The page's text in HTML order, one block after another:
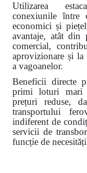
Utilizarea
conexiunile între
economici și
avantaje, atât din
comercial,
aprovizionare și la
a vagoanelor.
Beneficii directe
primi loturi mari
prețuri reduse,
transportului
indiferent de
servicii de
funcție de